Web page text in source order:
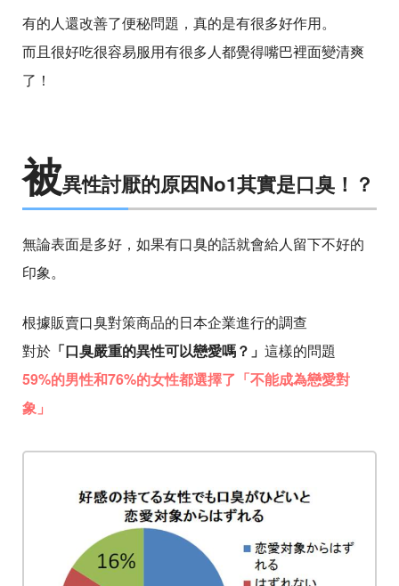
有的人還改善了便秘問題，真的是有很多好作用。
而且很好吃很容易服用有很多人都覺得嘴巴裡面變清爽
了！
被異性討厭的原因No1其實是口臭！？
無論表面是多好，如果有口臭的話就會給人留下不好的
印象。
根據販賣口臭對策商品的日本企業進行的調查
對於「口臭嚴重的異性可以戀愛嗎？」 這樣的問題
59%的男性和76%的女性都選擇了「不能成為戀愛對
象」